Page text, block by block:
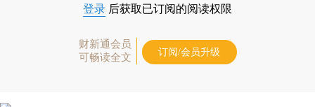
登录 后获取已订阅的阅读权限
财新通会员
可畅读全文
订阅/会员升级